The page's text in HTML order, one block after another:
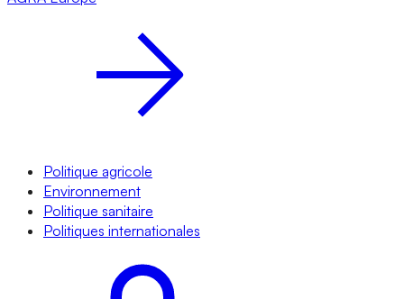
Politique agricole
Environnement
Politique sanitaire
Politiques internationales